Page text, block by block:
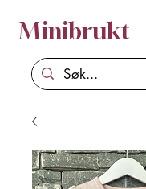
Minibrukt